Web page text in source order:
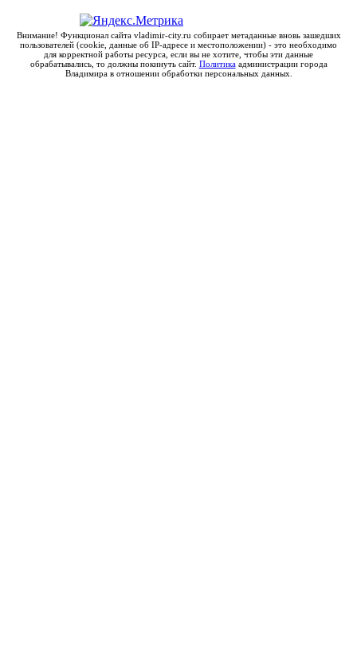
Внимание! Функционал сайта vladimir-city.ru собирает метаданные вновь зашедших
пользователей (cookie, данные об IP-адресе и местоположении) - это необходимо
для корректной работы ресурса, если вы не хотите, чтобы эти данные
обрабатывались, то должны покинуть сайт. Политикаадминистрации города
Владимира в отношении обработки персональных данных.